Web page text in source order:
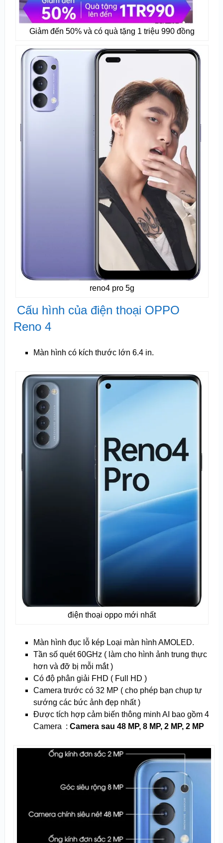
Giảm đến 50% và có quà tặng 1 triệu 990 đồng
reno4 pro 5g
Cấu hình của điện thoại OPPO
Reno 4
Màn hình có kích thước lớn 6.4 in.
điện thoại oppo mới nhất
Màn hình đục lỗ kép Loại màn hình AMOLED.
Tần số quét 60GHz ( làm cho hình ảnh trung thực
hơn và đỡ bị mỗi mắt )
Có độ phân giải FHD ( Full HD )
Camera trước có 32 MP ( cho phép bạn chụp tự
sướng các bức ảnh đẹp nhất )
Được tích hợp cảm biến thông minh AI bao gồm 4
Camera : Camera sau 48 MP, 8 MP, 2 MP, 2 MP